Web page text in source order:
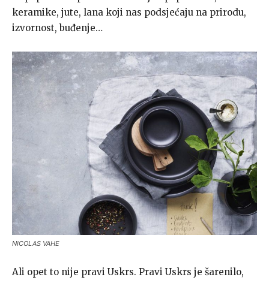
keramike, jute, lana koji nas podsjećaju na prirodu,
izvornost, buđenje…
NICOLAS VAHE
Ali opet to nije pravi Uskrs. Pravi Uskrs je šarenilo,